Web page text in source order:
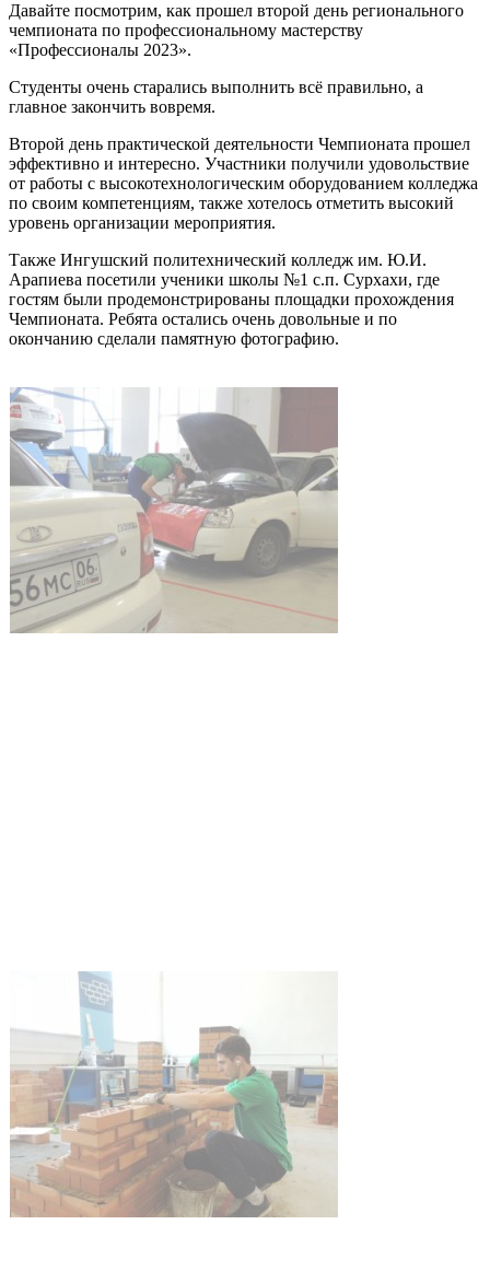
Давайте посмотрим, как прошел второй день регионального
чемпионата по профессиональному мастерству
«Профессионалы 2023».
Студенты очень старались выполнить всё правильно, а
главное закончить вовремя.
Второй день практической деятельности Чемпионата прошел
эффективно и интересно. Участники получили удовольствие
от работы с высокотехнологическим оборудованием колледжа
по своим компетенциям, также хотелось отметить высокий
уровень организации мероприятия.
Также Ингушский политехнический колледж им. Ю.И.
Арапиева посетили ученики школы №1 с.п. Сурхахи, где
гостям были продемонстрированы площадки прохождения
Чемпионата. Ребята остались очень довольные и по
окончанию сделали памятную фотографию.